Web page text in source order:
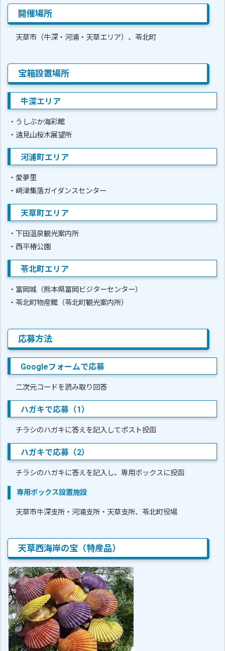
開催場所
天草市（牛深・河浦・天草エリア）、苓北町
宝箱設置場所
牛深エリア
・うしぶか海彩館
・遠見山桜木展望所
河浦町エリア
・愛夢里
・﨑津集落ガイダンスセンター
天草町エリア
・下田温泉観光案内所
・西平椿公園
苓北町エリア
・富岡城（熊本県富岡ビジターセンター）
・苓北町物産館（苓北町観光案内所）
応募方法
Googleフォームで応募
二次元コードを読み取り回答
ハガキで応募（1）
チラシのハガキに答えを記入してポスト投函
ハガキで応募（2）
チラシのハガキに答えを記入し、専用ボックスに投函
専用ボックス設置施設
天草市牛深支所・河浦支所・天草支所、苓北町役場
天草西海岸の宝（特産品）